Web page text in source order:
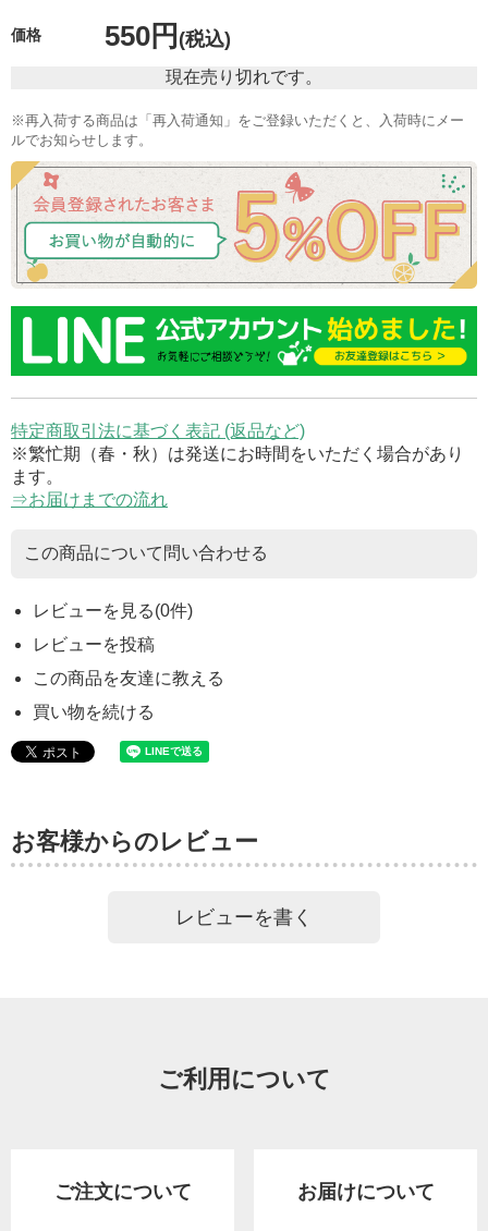
価格 550円 (税込)
現在売り切れです。
※再入荷する商品は「再入荷通知」をご登録いただくと、入荷時にメー
ルでお知らせします。
特定商取引法に基づく表記 (返品など)
※繁忙期（春・秋）は発送にお時間をいただく場合があり
ます。
⇒お届けまでの流れ
この商品について問い合わせる
レビューを見る(0件)
レビューを投稿
この商品を友達に教える
買い物を続ける
お客様からのレビュー
レビューを書く
ご利用について
ご注文について お届けについて